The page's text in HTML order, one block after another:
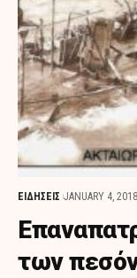
ΕΙΔΗΣΕΙΣ JANUARY 4, 2018
των